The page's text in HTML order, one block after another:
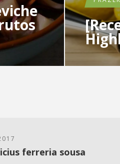
ferreria sousa